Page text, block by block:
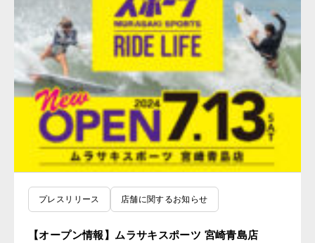
プレスリリース 店舗に関するお知らせ
【オープン情報】ムラサキスポーツ 宮崎青島店